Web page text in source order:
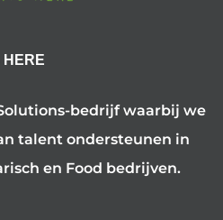
HERE
bedrijf waarbij we
talent ondersteunen in
en Food bedrijven.